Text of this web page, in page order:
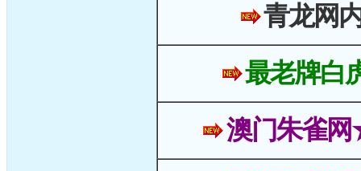
青龙网
最老牌白
澳门朱雀